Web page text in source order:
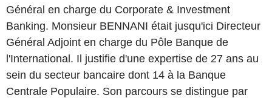
Général en charge du Corporate & Investment
Banking. Monsieur BENNANI était jusqu'ici Directeur
Général Adjoint en charge du Pôle Banque de
l'International. Il justiﬁe d'une expertise de 27 ans au
sein du secteur bancaire dont 14 à la Banque
Centrale Populaire. Son parcours se distingue par